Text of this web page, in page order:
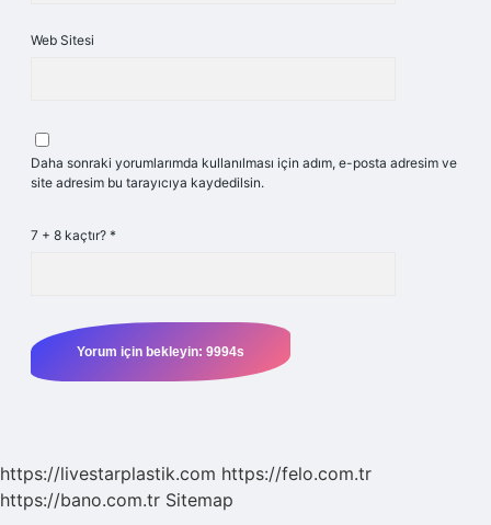
Web Sitesi
Daha sonraki yorumlarımda kullanılması için adım, e-posta adresim ve
site adresim bu tarayıcıya kaydedilsin.
7 + 8 kaçtır? *
https://livestarplastik.com https://felo.com.tr
https://bano.com.tr Sitemap